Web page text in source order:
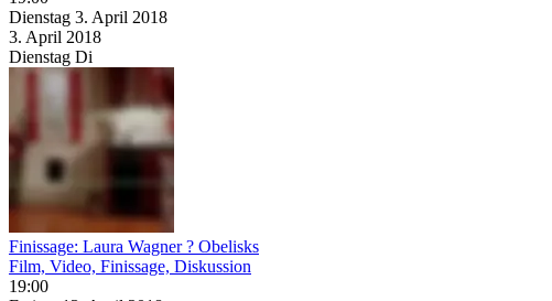
Dienstag 3. April 2018
3. April 2018
Dienstag Di
Finissage: Laura Wagner ? Obelisks
Film, Video, Finissage, Diskussion
19:00